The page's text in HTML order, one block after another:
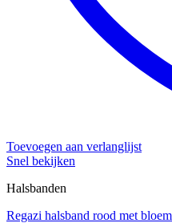
Toevoegen aan verlanglijst
Snel bekijken
Halsbanden
Regazi halsband rood met